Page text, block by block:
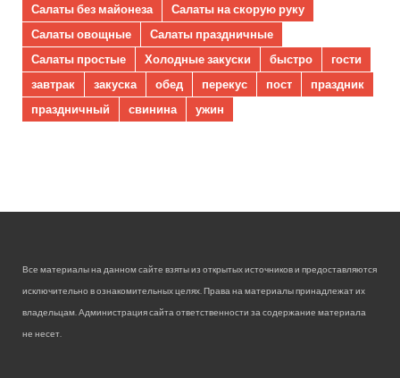
Салаты без майонеза
Салаты на скорую руку
Салаты овощные
Салаты праздничные
Салаты простые
Холодные закуски быстро
гости
завтрак
закуска обед перекус пост
праздник
праздничный
свинина ужин
Все материалы на данном сайте взяты из открытых источников и предоставляются
исключительно в ознакомительных целях. Права на материалы принадлежат их
владельцам. Администрация сайта ответственности за содержание материала
не несет.